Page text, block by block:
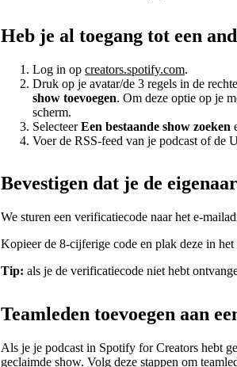
Heb je al toegang tot een
Log in op creators.spotify.com.
Druk op je avatar/de 3 regels in de
show toevoegen. Om deze optie op je
scherm.
SelecteerEen bestaande show zoeken
Voer de RSS-feed van je podcast of de
Bevestigen dat je de
We sturen een verificatiecode naar het e-
Kopieer de 8-cijferige code en plak deze in
Tip: als je de verificatiecode niet hebt
Teamleden toevoegen aan
Als je je podcast in Spotify for Creators hebt
geclaimde show. Volg deze stappen om